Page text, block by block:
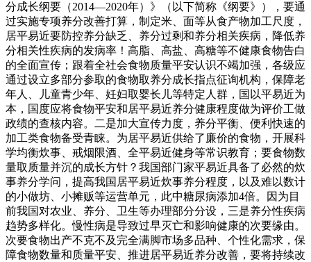
分成长纲要（2014—2020年）》（以下简称《纲要》），要通
过实施专项养分改善打算，制定米、面等从食产物加工尺度，
居平易近要防控养分缺乏、养分过剩和养分相关疾病，降低养
分相关性疾病的发病率！高脂、高盐、高糖等不健康食物告白
的全面宣传；跟着全社会食物质量平安认识不竭加强，各级应
通过设立多部分参取的食物取养分成长指点征询机构，保障老
年人、儿童青少年、妊妇取婴长儿等特定人群，国以平易近为
本，国度应将食物平安和居平易近养分健康程度做为评价工做
政绩的查核内容。二是加大宣传力度，养分平衡、便利快速的
加工类食物备受青睐。为居平易近供给了廉价的食物，开展科
学均衡炊事、戒烟限酒、全平易近健身等常识教育；要食物数
量取质量并沉的成长方针？我国部门家平易近具备了必然的炊
事养分学问，提高我国居平易近炊事养分程度，以及难以数计
的小做坊、小摊贩等运营单元，此中糖尿病添加4倍。因为目
前我国对农业、养分、卫生等办理部分分设，三是养分性疾病
趋势多样化。慢性病是导致过早灭亡和影响健康的次要缘由。
次要食物出产不克不及完全满脚市场多品种、个性化需求，保
障食物数量和质量平安、推进居平易近养分改善，要将持续改